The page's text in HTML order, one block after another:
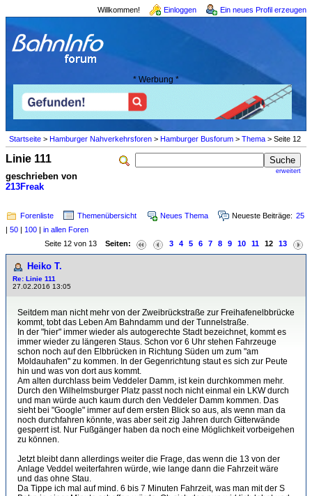
Willkommen! Einloggen Ein neues Profil erzeugen
* Werbung *
Startseite > Hamburger Nahverkehrsforen > Hamburger Busforum > Thema > Seite 12
erweitert
Linie 111
geschrieben von
213Freak
Forenliste Themenübersicht Neues Thema Neueste Beiträge: 25
| 50 | 100 | in allen Foren
Seite 12 von 13 Seiten: 3 4 5 6 7 8 9 10 11 12 13
Heiko T.
Re: Linie 111
27.02.2016 13:05
Seitdem man nicht mehr von der Zweibrückstraße zur Freihafenelbbrücke
kommt, tobt das Leben Am Bahndamm und der Tunnelstraße.
In der "hier" immer wieder als autogerechte Stadt bezeichnet, kommt es
immer wieder zu längeren Staus. Schon vor 6 Uhr stehen Fahrzeuge
schon noch auf den Elbbrücken in Richtung Süden um zum "am
Moldauhafen" zu kommen. In der Gegenrichtung staut es sich zur Peute
hin und was von dort aus kommt.
Am alten durchlass beim Veddeler Damm, ist kein durchkommen mehr.
Durch den Wilhelmsburger Platz passt noch nicht einmal ein LKW durch
und man würde auch kaum durch den Veddeler Damm kommen. Das
sieht bei "Google" immer auf dem ersten Blick so aus, als wenn man da
noch durchfahren könnte, was aber seit zig Jahren durch Gitterwände
gesperrt ist. Nur Fußgänger haben da noch eine Möglichkeit vorbeigehen
zu können.
Jetzt bleibt dann allerdings weiter die Frage, das wenn die 13 von der
Anlage Veddel weiterfahren würde, wie lange dann die Fahrzeit wäre
und das ohne Stau.
Da Tippe ich mal auf mind. 6 bis 7 Minuten Fahrzeit, was man mit der S